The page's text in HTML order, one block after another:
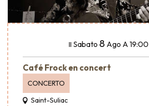
Il Sabato 8 Ago A 19:00
Café Frock en concert
CONCERTO
Saint-Suliac